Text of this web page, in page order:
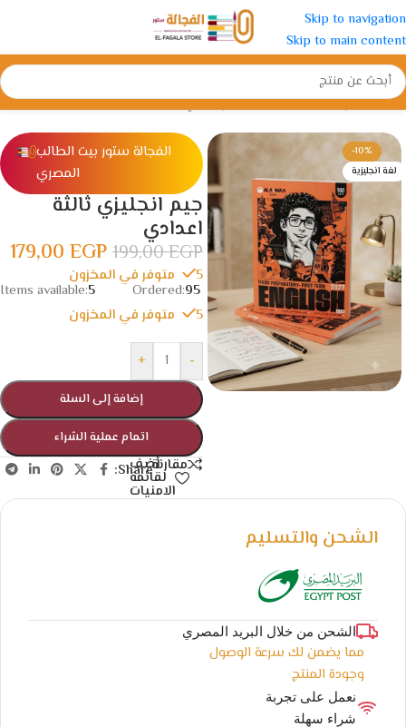
Skip to navigation
Skip to main content
الرئيسية/الإعدادية/الصف الثالث الإعدادي
-10%
لغة انجليزية
الفجالة ستور بيت الطالب
المصري
جيم انجليزي ثالثة
اعدادي
199,00EGP
179,00 EGP
5 متوفر في المخزون
Ordered:95
Items available:5
5 متوفر في المخزون
-
+
إضافة إلى السلة
اتمام عملية الشراء
مقارنةأضف
لقائمة
الامنيات
Share:
الشحن والتسليم
الشحن من خلال البريد المصري
مما يضمن لك سرعة الوصول
وجودة المنتج
نعمل على تجربة
شراء سهلة